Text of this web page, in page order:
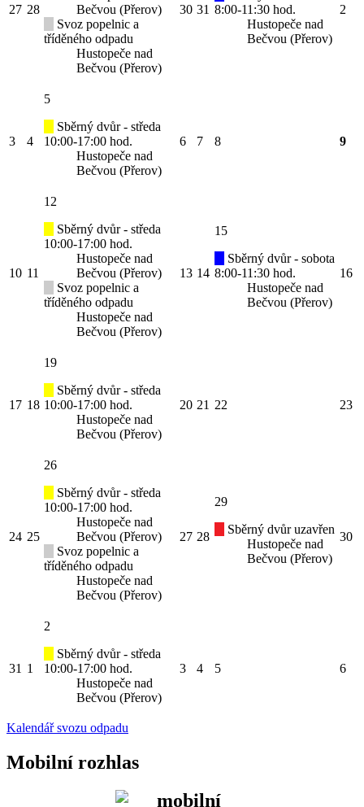
27 28
Bečvou (Přerov)
Svoz popelnic a
tříděného odpadu
Hustopeče nad
Bečvou (Přerov)
30 31 8:00-11:30 hod.
Hustopeče nad
Bečvou (Přerov)
2
3 4
5
Sběrný dvůr - středa
10:00-17:00 hod.
Hustopeče nad
Bečvou (Přerov)
6 7 8 9
10 11
12
Sběrný dvůr - středa
10:00-17:00 hod.
Hustopeče nad
Bečvou (Přerov)
Svoz popelnic a
tříděného odpadu
Hustopeče nad
Bečvou (Přerov)
13 14
15
Sběrný dvůr - sobota
8:00-11:30 hod.
Hustopeče nad
Bečvou (Přerov)
16
17 18
19
Sběrný dvůr - středa
10:00-17:00 hod.
Hustopeče nad
Bečvou (Přerov)
20 21 22 23
24 25
26
Sběrný dvůr - středa
10:00-17:00 hod.
Hustopeče nad
Bečvou (Přerov)
Svoz popelnic a
tříděného odpadu
Hustopeče nad
Bečvou (Přerov)
27 28
29
Sběrný dvůr uzavřen
Hustopeče nad
Bečvou (Přerov)
30
31 1
2
Sběrný dvůr - středa
10:00-17:00 hod.
Hustopeče nad
Bečvou (Přerov)
3 4 5 6
Kalendář svozu odpadu
Mobilní rozhlas